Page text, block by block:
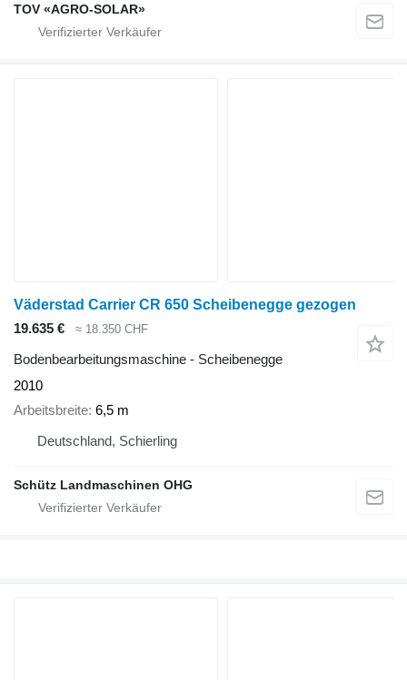
TOV «AGRO-SOLAR»
Väderstad Carrier CR 650 Scheibenegge gezogen
19.635 €
≈ 18.350 CHF
Bodenbearbeitungsmaschine - Scheibenegge
2010
Arbeitsbreite 6,5 m
Deutschland, Schierling
Schütz Landmaschinen OHG